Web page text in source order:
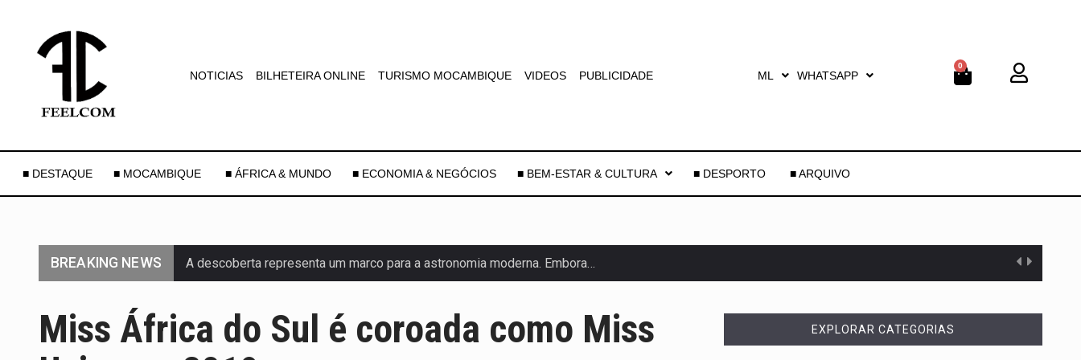
NOTICIAS BILHETEIRA ONLINE TURISMO MOCAMBIQUE VIDEOS PUBLICIDADE ML WHATSAPP
0
■ DESTAQUE ■ MOCAMBIQUE ■ ÁFRICA & MUNDO ■ ECONOMIA & NEGÓCIOS ■ BEM-ESTAR & CULTURA ■ DESPORTO ■ ARQUIVO
BREAKING NEWS A descoberta representa um marco para a astronomia moderna. Embora…
De acordo com as autoridades de saúde da Faixa de…
Miss África do Sul é coroada como Miss
EXPLORAR CATEGORIAS